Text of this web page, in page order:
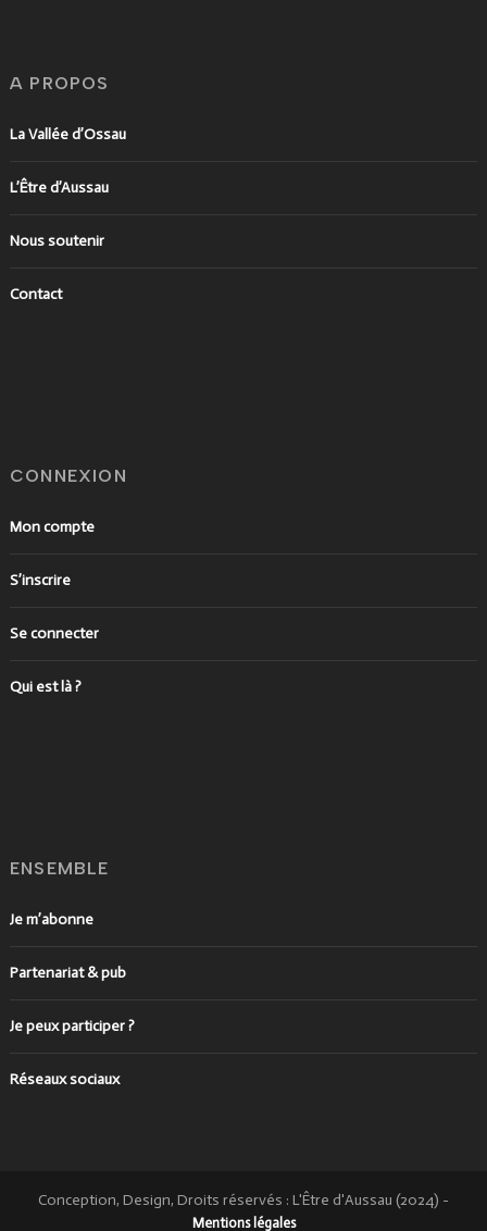
A PROPOS
La Vallée d’Ossau
L’Être d’Aussau
Nous soutenir
Contact
CONNEXION
Mon compte
S’inscrire
Se connecter
Qui est là ?
ENSEMBLE
Je m’abonne
Partenariat & pub
Je peux participer ?
Réseaux sociaux
Conception, Design, Droits réservés : L'Être d'Aussau (2024) -
Mentions légales